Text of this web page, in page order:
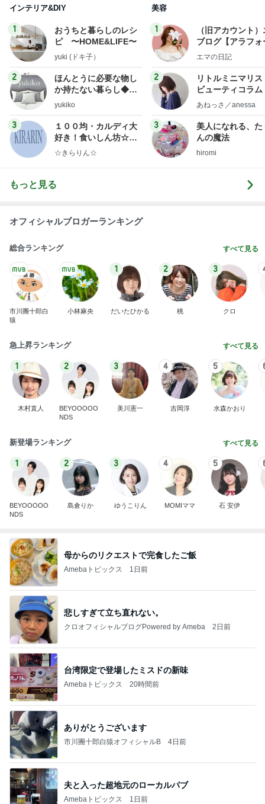
インテリア&DIY
1
おうちと暮らしのレシ
ピ 〜HOME&LIFE〜
yuki (ドキ子）
2
ほんとうに必要な物し
か持たない暮らし◆Ke
ep Life Simple◆〜イ
yukiko
3
１００均・カルディ大
好き！食いしん坊☆き
らりん☆のブログ
☆きらりん☆
美容
1
（旧アカウント
ブログ【アラフォ
社売却セカンドラ
エマの日記
2
リトルミニマリス
ビューティコラ
little
あねっさ／anessa
3
美人になれる、た
んの魔法
hiromi
もっと見る
オフィシャルブロガーランキング
総合ランキング すべて見る
市川團十郎白
猿
小林麻央
1
だいたひかる
2
桃
3
クロ
急上昇ランキング すべて見る
1
木村直人
2
BEYOOOOO
NDS
3
美川憲一
4
吉岡淳
5
水森かおり
新登場ランキング すべて見る
1
BEYOOOOO
NDS
2
島倉りか
3
ゆうこりん
4
MOMIママ
5
石 安伊
母からのリクエストで完食したご飯
Amebaトピックス 1日前
悲しすぎて立ち直れない。
クロオフィシャルブログPowered by Ameba 2日前
台湾限定で登場したミスドの新味
Amebaトピックス 20時間前
ありがとうございます
市川團十郎白猿オフィシャルB 4日前
夫と入った超地元のローカルパブ
Amebaトピックス 1日前